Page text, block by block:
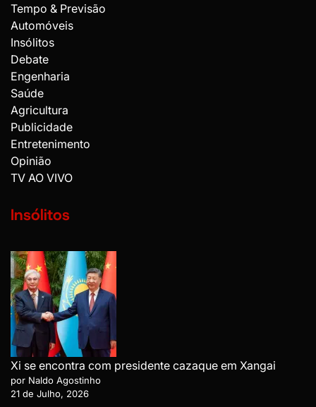
Tempo & Previsão
Automóveis
Insólitos
Debate
Engenharia
Saúde
Agricultura
Publicidade
Entretenimento
Opinião
TV AO VIVO
Insólitos
Xi se encontra com presidente cazaque em Xangai
por Naldo Agostinho
21 de Julho, 2026